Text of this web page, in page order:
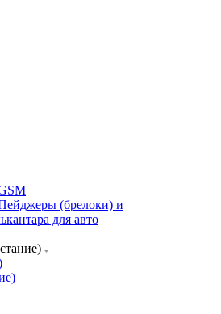
(брелоки) и
для авто